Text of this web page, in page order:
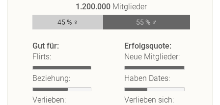
1.200.000 Mitglieder
45 % ♀ 55 % ♂
Gut für:
Flirts:
Beziehung:
Verlieben:
Erfolgsquote:
Neue Mitglieder:
Haben Dates:
Verlieben sich: